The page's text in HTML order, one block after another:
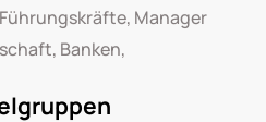
Manager
Banken,